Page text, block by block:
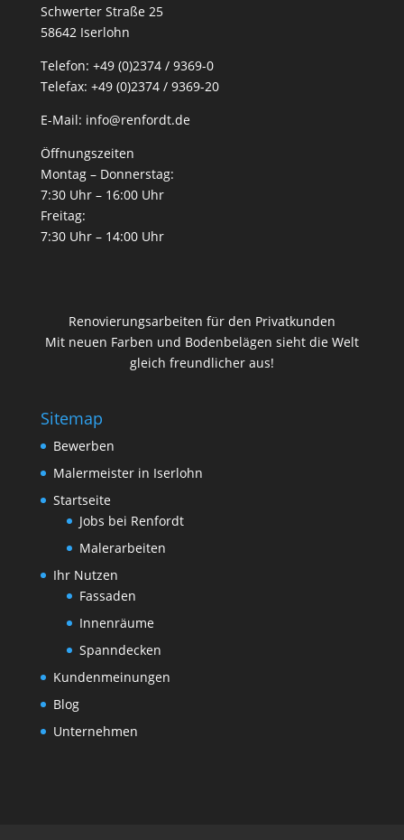
Schwerter Straße 25
58642 Iserlohn
Telefon: +49 (0)2374 / 9369-0
Telefax: +49 (0)2374 / 9369-20
E-Mail: info@renfordt.de
Öffnungszeiten
Montag – Donnerstag:
7:30 Uhr – 16:00 Uhr
Freitag:
7:30 Uhr – 14:00 Uhr
Renovierungsarbeiten für den Privatkunden
Mit neuen Farben und Bodenbelägen sieht die Welt
gleich freundlicher aus!
Sitemap
Bewerben
Malermeister in Iserlohn
Startseite
Jobs bei Renfordt
Malerarbeiten
Ihr Nutzen
Fassaden
Innenräume
Spanndecken
Kundenmeinungen
Blog
Unternehmen